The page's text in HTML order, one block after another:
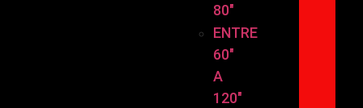
80″
ENTRE
60″
A
120″